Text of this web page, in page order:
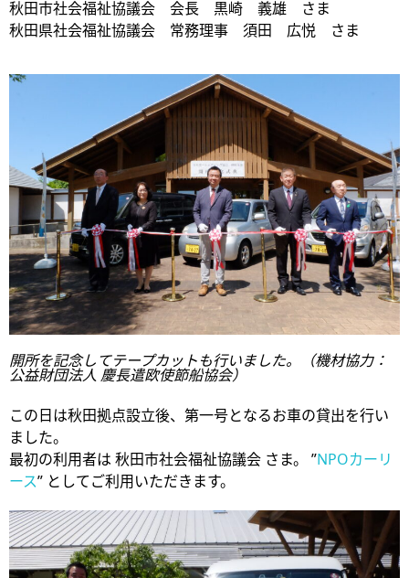
秋田市社会福祉協議会 会長 黒崎 義雄 さま
秋田県社会福祉協議会 常務理事 須田 広悦 さま
開所を記念してテープカットも行いました。（機材協力：
公益財団法人 慶長遣欧使節船協会）
この日は秋田拠点設立後、第一号となるお車の貸出を行い
ました。
最初の利用者は 秋田市社会福祉協議会 さま。 ”NPOカーリ
ース” としてご利用いただきます。